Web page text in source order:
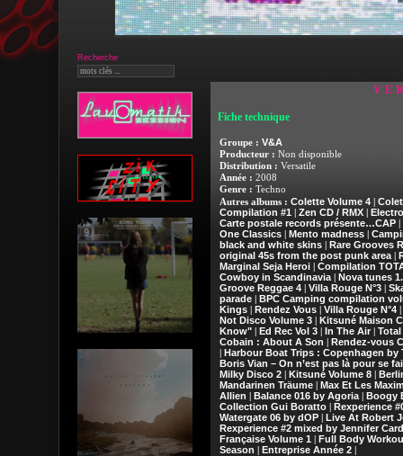
Recherche
Fiche technique
Groupe : V&A
Producteur : Non disponible
Distribution : Versatile
Année : 2008
Genre : Techno
Autres albums : Colette Volume 4|
Compilation #1
Zen CD / RMX|
Carte postale records présente…CAP|
One Classics| Mento madness|
black and white skins
Rare Grooves
original 45s from the post punk area|
Marginal Seja Heroi| Compilation
Cowboy in Scandinavia| Nova tunes
Groove Reggae 4| Villa Rouge N°3|
parade| BPC Camping compilation
Kings| Rendez Vous| Villa Rouge N°4|
Not Disco Volume 3| Kitsuné Maison
Know"| Ed Rec Vol 3| In The Air| Total
Cobain : About A Son
Rendez-vous
Harbour Boat Trips : Copenhagen by
Boris Vian – On n’est pas là pour se
Milky Disco 2| Kitsuné Volume 8|
Mandarinen Träume| Max Et Les
Allien
Balance 016 by Agoria| Boogy
Collection Gui Boratto| Rexperience
Watergate 06 by dOP| Live At Robert
Rexperience #2 mixed by Jennifer
Française Volume 1
Full Body
Season
Entreprise Année 2|